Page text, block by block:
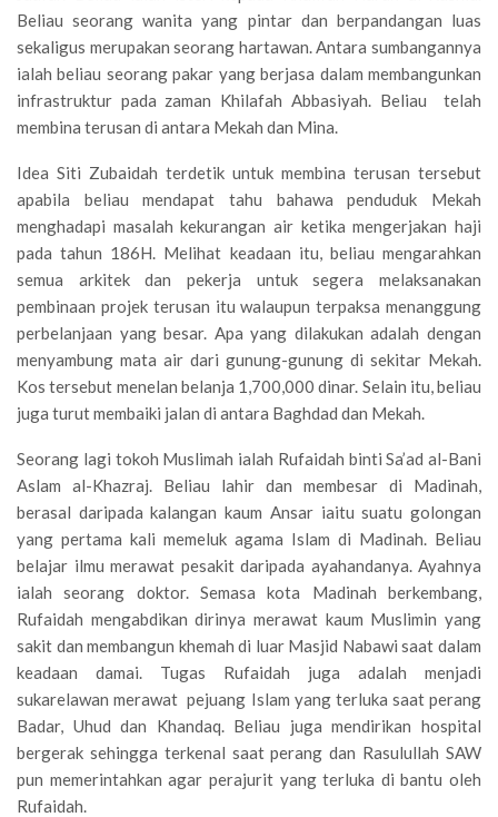
Beliau seorang wanita yang pintar dan berpandangan luas
sekaligus merupakan seorang hartawan. Antara sumbangannya
ialah beliau seorang pakar yang berjasa dalam membangunkan
infrastruktur pada zaman Khilafah Abbasiyah. Beliau telah
membina terusan di antara Mekah dan Mina.
Idea Siti Zubaidah terdetik untuk membina terusan tersebut
apabila beliau mendapat tahu bahawa penduduk Mekah
menghadapi masalah kekurangan air ketika mengerjakan haji
pada tahun 186H. Melihat keadaan itu, beliau mengarahkan
semua arkitek dan pekerja untuk segera melaksanakan
pembinaan projek terusan itu walaupun terpaksa menanggung
perbelanjaan yang besar. Apa yang dilakukan adalah dengan
menyambung mata air dari gunung-gunung di sekitar Mekah.
Kos tersebut menelan belanja 1,700,000 dinar. Selain itu, beliau
juga turut membaiki jalan di antara Baghdad dan Mekah.
Seorang lagi tokoh Muslimah ialah Rufaidah binti Sa’ad al-Bani
Aslam al-Khazraj. Beliau lahir dan membesar di Madinah,
berasal daripada kalangan kaum Ansar iaitu suatu golongan
yang pertama kali memeluk agama Islam di Madinah. Beliau
belajar ilmu merawat pesakit daripada ayahandanya. Ayahnya
ialah seorang doktor. Semasa kota Madinah berkembang,
Rufaidah mengabdikan dirinya merawat kaum Muslimin yang
sakit dan membangun khemah di luar Masjid Nabawi saat dalam
keadaan damai. Tugas Rufaidah juga adalah menjadi
sukarelawan merawat pejuang Islam yang terluka saat perang
Badar, Uhud dan Khandaq. Beliau juga mendirikan hospital
bergerak sehingga terkenal saat perang dan Rasulullah SAW
pun memerintahkan agar perajurit yang terluka di bantu oleh
Rufaidah.